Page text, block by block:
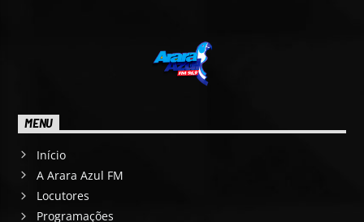
MENU
Início
A Arara Azul FM
Locutores
Programações